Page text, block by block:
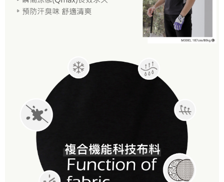
每筆NT$60，滿NT$1,000(含以上)免運費
每筆NT$120，滿NT$1,000(含以上)免運費
每筆NT$120，滿NT$1,000(含以上)免運費
國家/地區配送